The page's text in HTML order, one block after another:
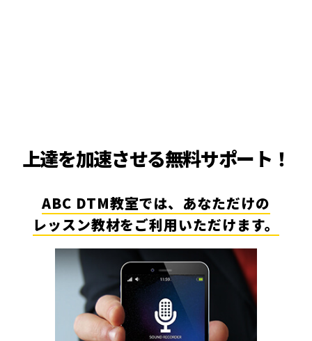
上達を加速させる無料サポート！
ABC DTM教室では、あなただけの
レッスン教材をご利用いただけます。